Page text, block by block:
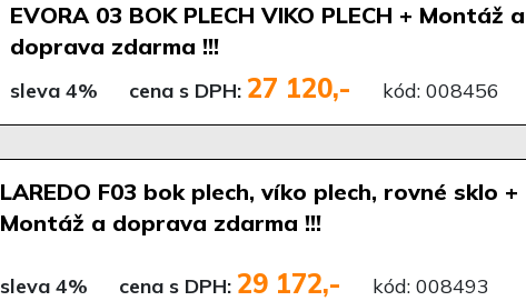
EVORA 03 BOK PLECH VIKO PLECH + Montáž a
doprava zdarma !!!
sleva 4% cena s DPH: 27 120,- kód: 008456
LAREDO F03 bok plech, víko plech, rovné sklo +
Montáž a doprava zdarma !!!
sleva 4% cena s DPH: 29 172,- kód: 008493